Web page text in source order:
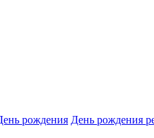
рождения День рождения